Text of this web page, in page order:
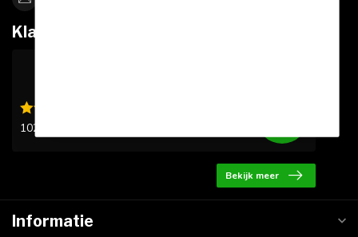
Klantbeoordelingen
1020 beoordelingen
Bekijk meer
Informatie